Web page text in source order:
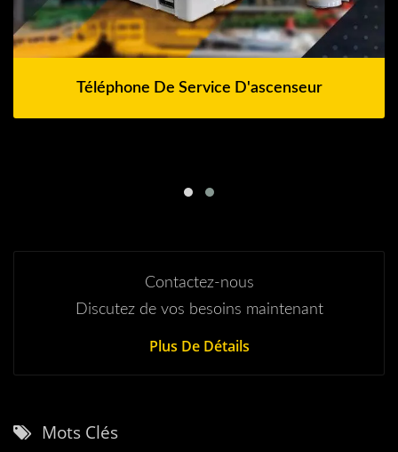
Téléphone De Service D'ascenseur
Contactez-nous
Discutez de vos besoins maintenant
Plus De Détails
Mots Clés